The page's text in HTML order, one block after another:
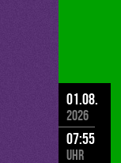
01.08.
2026
07:55
Uhr